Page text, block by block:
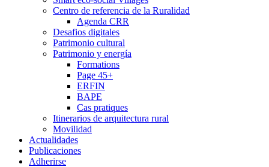
Centro de referencia de la Ruralidad
Agenda CRR
Desafios digitales
Patrimonio cultural
Patrimonio y energía
Formations
Page 45+
ERFIN
BAPE
Cas pratiques
Itinerarios de arquitectura rural
Movilidad
Actualidades
Publicaciones
Adherirse